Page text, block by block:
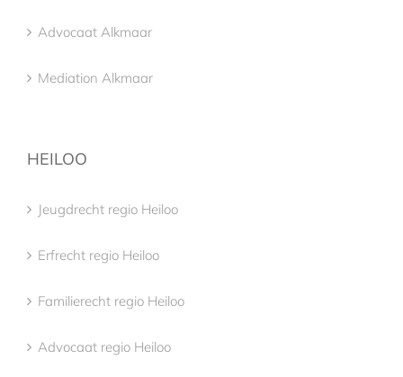
Advocaat Alkmaar
Mediation Alkmaar
HEILOO
Jeugdrecht regio Heiloo
Erfrecht regio Heiloo
Familierecht regio Heiloo
Advocaat regio Heiloo